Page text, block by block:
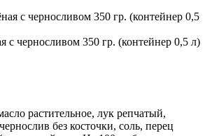
с черносливом 350 гр. (контейнер 0,5 л)
растительное, лук репчатый,
без косточки, соль, перец